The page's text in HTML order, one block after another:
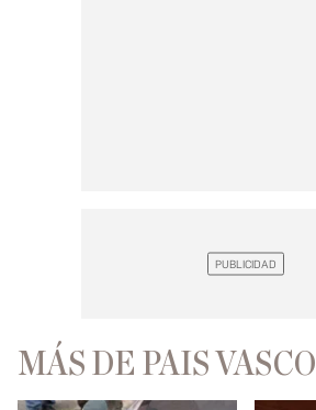
MÁS DE PAIS VASCO